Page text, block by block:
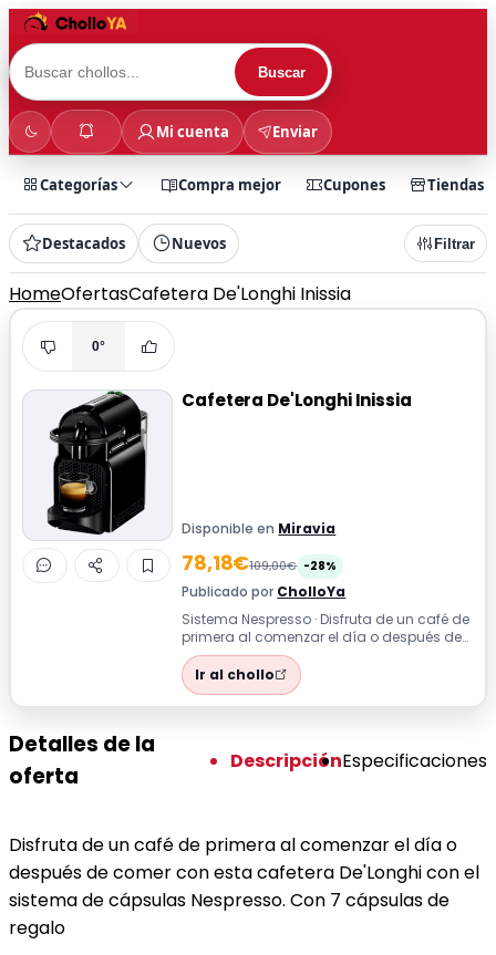
Buscar
Mi cuenta Enviar
Categorías Compra mejor Cupones Tiendas
Destacados Nuevos Filtrar
HomeOfertasCafetera De'Longhi Inissia
0°
Cafetera De'Longhi Inissia
Disponible en Miravia
78,18€109,00€ -28%
Publicado por CholloYa
Sistema Nespresso · Disfruta de un café de
primera al comenzar el día o después de
comer con esta cafetera De'Longhi ...
Ir al chollo
Detalles de la
oferta
DescripciónEspecificaciones
Disfruta de un café de primera al comenzar el día o
después de comer con esta cafetera De'Longhi con el
sistema de cápsulas Nespresso. Con 7 cápsulas de
regalo